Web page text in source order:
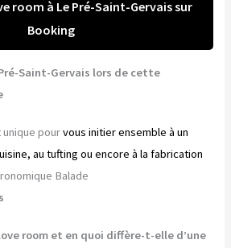
room à Le Pré-Saint-Gervais sur
Booking
Saint-Gervais lors de cette
unique pourvous initier ensemble à un
au tufting ou encore à la fabrication
Balade
room et en quoi diffère-t-elle d’une